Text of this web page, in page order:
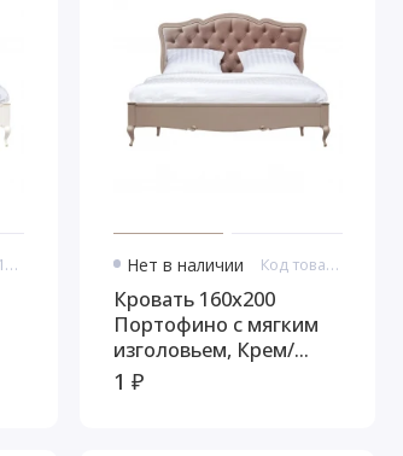
Код товара: 10940 Нет в наличии Код товара: 10942
Кровать 160x200
Портофино с мягким
изголовьем, Крем/
Шампань
1 ₽